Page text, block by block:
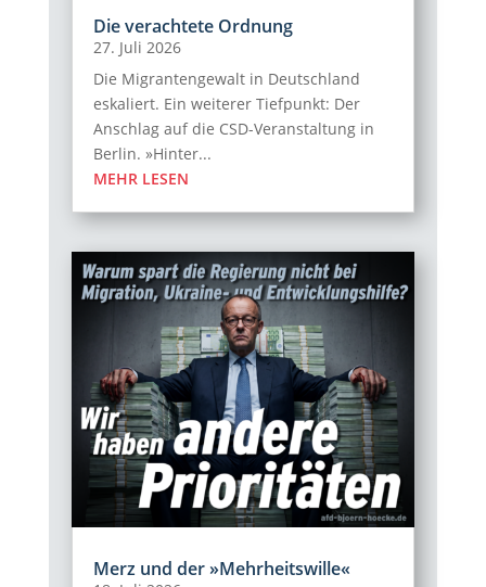
Die verachtete Ordnung
27. Juli 2026
Die Migrantengewalt in Deutschland
eskaliert. Ein weiterer Tiefpunkt: Der
Anschlag auf die CSD-Veranstaltung in
Berlin. »Hinter...
MEHR LESEN
Merz und der »Mehrheitswille«